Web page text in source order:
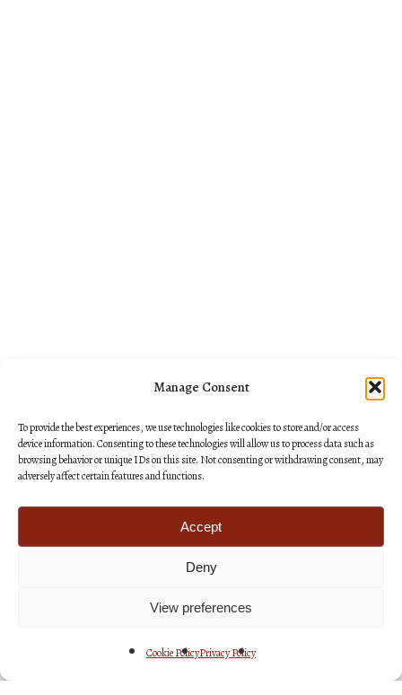
Manage Consent
To provide the best experiences, we use technologies like cookies to store and/or access
device information. Consenting to these technologies will allow us to process data such as
browsing behavior or unique IDs on this site. Not consenting or withdrawing consent, may
adversely affect certain features and functions.
Accept
Deny
View preferences
Cookie PolicyPrivacy Policy